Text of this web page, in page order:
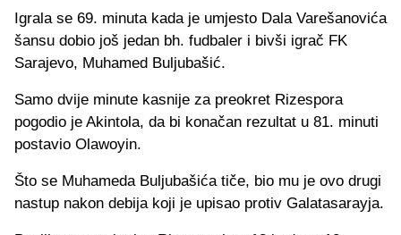
Igrala se 69. minuta kada je umjesto Dala Varešanovića
šansu dobio još jedan bh. fudbaler i bivši igrač FK
Sarajevo, Muhamed Buljubašić.
Samo dvije minute kasnije za preokret Rizespora
pogodio je Akintola, da bi konačan rezultat u 81. minuti
postavio Olawoyin.
Što se Muhameda Buljubašića tiče, bio mu je ovo drugi
nastup nakon debija koji je upisao protiv Galatasarayja.